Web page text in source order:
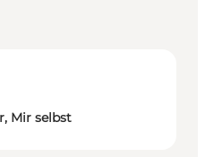
Mir selbst